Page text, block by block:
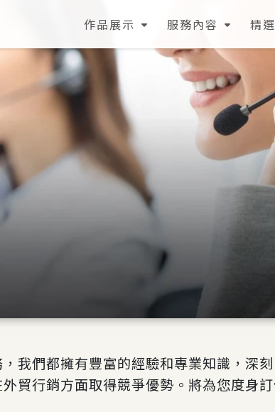
作品展示 服務內容 精
我們都擁有豐富的經驗和專業知識，深
貿行銷方面取得競爭優勢。將為您度身